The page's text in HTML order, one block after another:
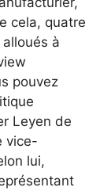
cela, quatre
à
pouvez
Leyen de
vice-
lui,